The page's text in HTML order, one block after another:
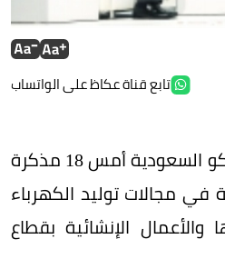
تابع قناة عكاظ على الواتساب
فيما وقعت شركة أرامكو السعودية أمس 18 مذكرة
مجالات توليد الكهرباء
والأعمال الإنشائية بقطاع